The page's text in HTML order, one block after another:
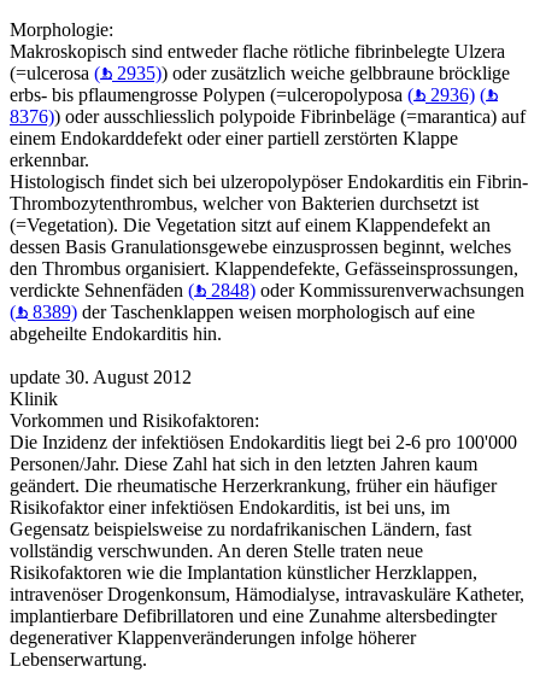
Morphologie:
Makroskopisch sind entweder flache rötliche fibrinbelegte Ulzera
(=ulcerosa ( 2935)) oder zusätzlich weiche gelbbraune bröcklige
erbs- bis pflaumengrosse Polypen (=ulceropolyposa ( 2936) (
8376)) oder ausschliesslich polypoide Fibrinbeläge (=marantica) auf
einem Endokarddefekt oder einer partiell zerstörten Klappe
erkennbar.
Histologisch findet sich bei ulzeropolypöser Endokarditis ein Fibrin-
Thrombozytenthrombus, welcher von Bakterien durchsetzt ist
(=Vegetation). Die Vegetation sitzt auf einem Klappendefekt an
dessen Basis Granulationsgewebe einzusprossen beginnt, welches
den Thrombus organisiert. Klappendefekte, Gefässeinsprossungen,
verdickte Sehnenfäden ( 2848) oder Kommissurenverwachsungen
(
8389) der Taschenklappen weisen morphologisch auf eine
abgeheilte Endokarditis hin.
update 30. August 2012
Klinik
Vorkommen und Risikofaktoren:
Die Inzidenz der infektiösen Endokarditis liegt bei 2-6 pro 100'000
Personen/Jahr. Diese Zahl hat sich in den letzten Jahren kaum
geändert. Die rheumatische Herzerkrankung, früher ein häufiger
Risikofaktor einer infektiösen Endokarditis, ist bei uns, im
Gegensatz beispielsweise zu nordafrikanischen Ländern, fast
vollständig verschwunden. An deren Stelle traten neue
Risikofaktoren wie die Implantation künstlicher Herzklappen,
intravenöser Drogenkonsum, Hämodialyse, intravaskuläre Katheter,
implantierbare Defibrillatoren und eine Zunahme altersbedingter
degenerativer Klappenveränderungen infolge höherer
Lebenserwartung.